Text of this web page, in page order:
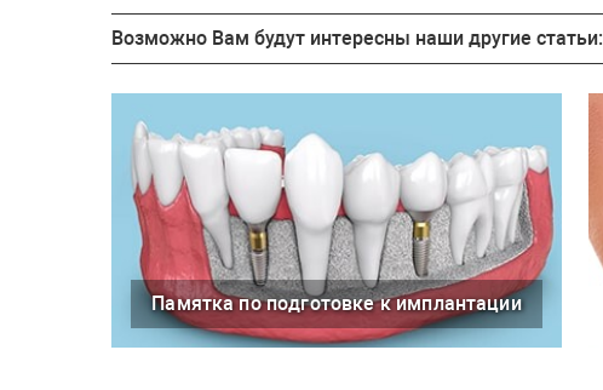
Возможно Вам будут интересны наши другие статьи:
Памятка по подготовке к имплантации